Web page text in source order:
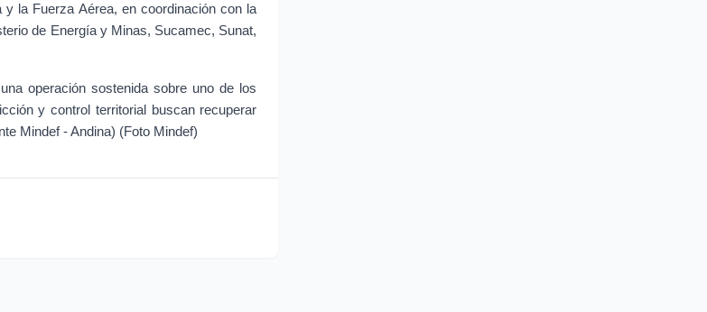
la Fuerza Aérea, en coordinación con la
de Energía y Minas, Sucamec, Sunat,
operación sostenida sobre uno de los
y control territorial buscan recuperar
Mindef - Andina) (Foto Mindef)